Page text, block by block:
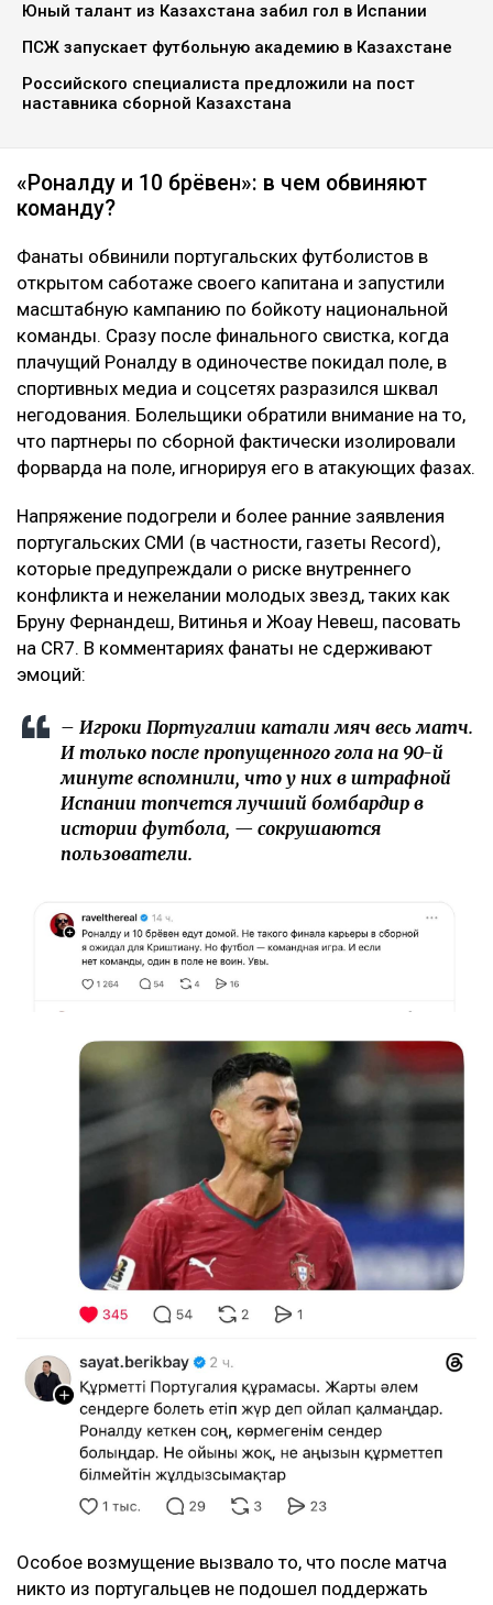
Юный талант из Казахстана забил гол в Испании
ПСЖ запускает футбольную академию в Казахстане
Российского специалиста предложили на пост
наставника сборной Казахстана
«Роналду и 10 брёвен»: в чем обвиняют
команду?
Фанаты обвинили португальских футболистов в
открытом саботаже своего капитана и запустили
масштабную кампанию по бойкоту национальной
команды. Сразу после финального свистка, когда
плачущий Роналду в одиночестве покидал поле, в
спортивных медиа и соцсетях разразился шквал
негодования. Болельщики обратили внимание на то,
что партнеры по сборной фактически изолировали
форварда на поле, игнорируя его в атакующих фазах.
Напряжение подогрели и более ранние заявления
португальских СМИ (в частности, газеты Record),
которые предупреждали о риске внутреннего
конфликта и нежелании молодых звезд, таких как
Бруну Фернандеш, Витинья и Жоау Невеш, пасовать
на CR7. В комментариях фанаты не сдерживают
эмоций:
– Игроки Португалии катали мяч весь матч.
И только после пропущенного гола на 90-й
минуте вспомнили, что у них в штрафной
Испании топчется лучший бомбардир в
истории футбола, — сокрушаются
пользователи.
Особое возмущение вызвало то, что после матча
никто из португальцев не подошел поддержать